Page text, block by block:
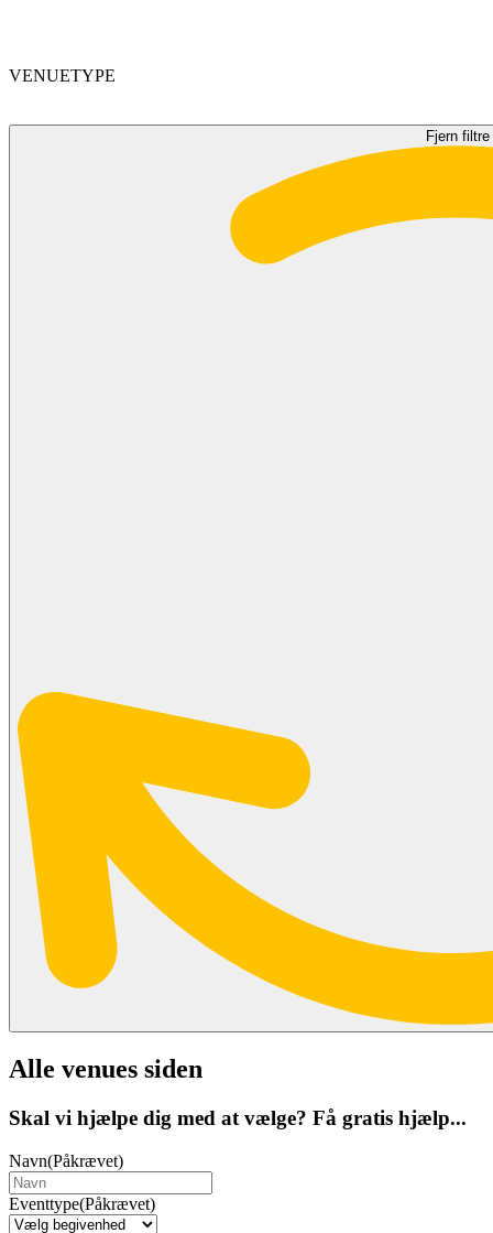
VENUETYPE
Fjern filtre
Alle venues siden
Skal vi hjælpe dig med at vælge? Få gratis hjælp...
Navn(Påkrævet)
Eventtype(Påkrævet)